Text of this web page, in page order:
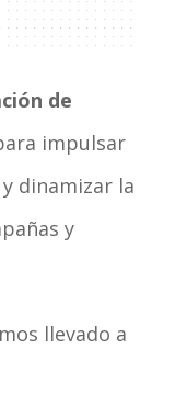
de
impulsar
dinamizar la
y
llevado a